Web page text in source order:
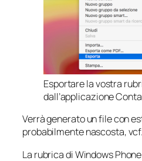
Esportare la vostra
dall’applicazione
Verrà generato un file con
probabilmente nascosta, vcf.
La rubrica di Windows